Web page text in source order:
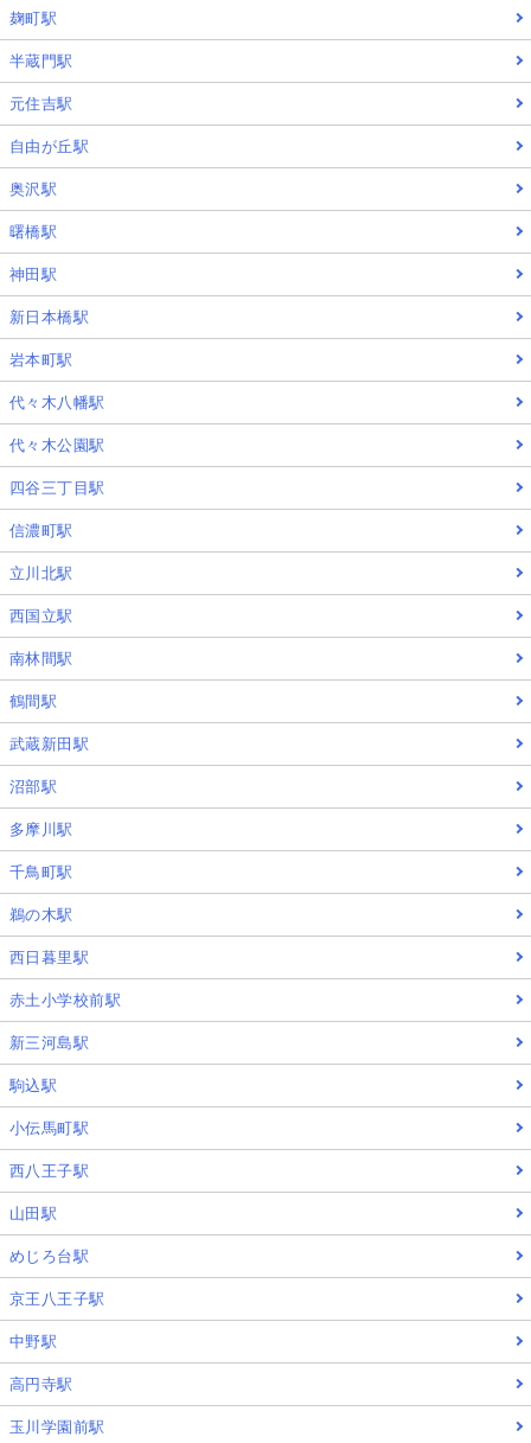
麹町駅
半蔵門駅
元住吉駅
自由が丘駅
奥沢駅
曙橋駅
神田駅
新日本橋駅
岩本町駅
代々木八幡駅
代々木公園駅
四谷三丁目駅
信濃町駅
立川北駅
西国立駅
南林間駅
鶴間駅
武蔵新田駅
沼部駅
多摩川駅
千鳥町駅
鵜の木駅
西日暮里駅
赤土小学校前駅
新三河島駅
駒込駅
小伝馬町駅
西八王子駅
山田駅
めじろ台駅
京王八王子駅
中野駅
高円寺駅
玉川学園前駅